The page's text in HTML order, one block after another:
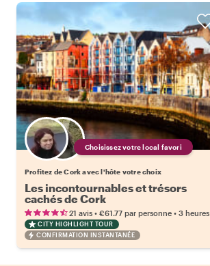
Choisissez votre local favori
Profitez de Cork avec l'hôte votre choix
Les incontournables et trésors
cachés de Cork
21 avis • €61.77 par personne • 3 heures
CITY HIGHLIGHT TOUR
CONFIRMATION INSTANTANÉE